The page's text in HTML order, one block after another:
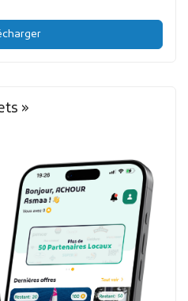
»